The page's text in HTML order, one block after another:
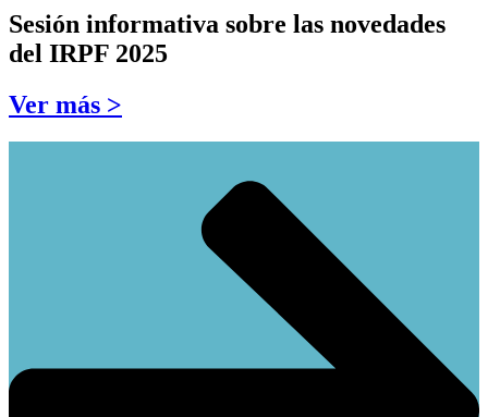
Sesión informativa sobre las novedades
del IRPF 2025
Ver más >